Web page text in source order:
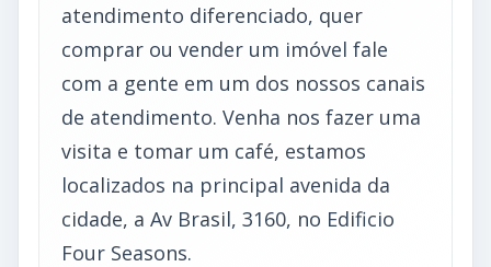
atendimento diferenciado, quer
comprar ou vender um imóvel fale
com a gente em um dos nossos canais
de atendimento. Venha nos fazer uma
visita e tomar um café, estamos
localizados na principal avenida da
cidade, a Av Brasil, 3160, no Edificio
Four Seasons.